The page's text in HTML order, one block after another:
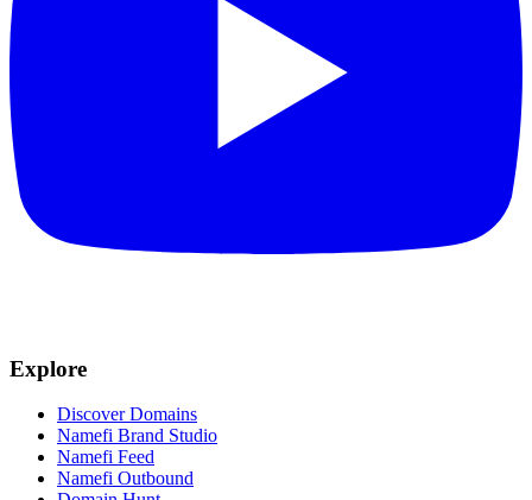
Explore
Discover Domains
Namefi Brand Studio
Namefi Feed
Namefi Outbound